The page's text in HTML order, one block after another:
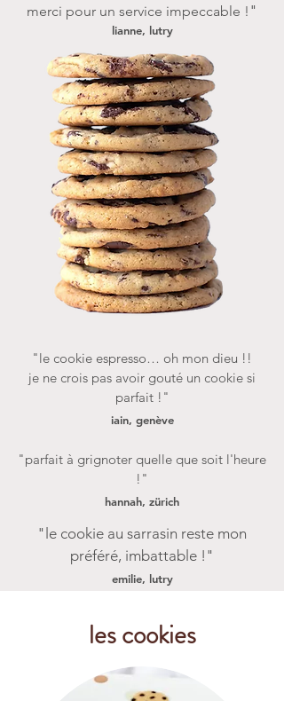
merci pour un service impeccable ! "
lianne, lutry
"le cookie espresso… oh mon dieu !!
je ne crois pas avoir gouté un cookie si
parfait ! "
iain, genève
"parfait à grignoter quelle que soit l'heure
!"
hannah, zürich
"le cookie au sarrasin reste mon
préféré, imbattable !"
emilie, lutry
les cookies